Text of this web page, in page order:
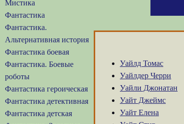
Мистика
Фантастика
Фантастика.
Альтернативная история
Фантастика боевая
Фантастика. Боевые
роботы
Фантастика героическая
Фантастика детективная
Фантастика детская
Уайлд Томас
Уайлдер Черри
Уайли Джонатан
Уайт Джеймс
Уайт Елена